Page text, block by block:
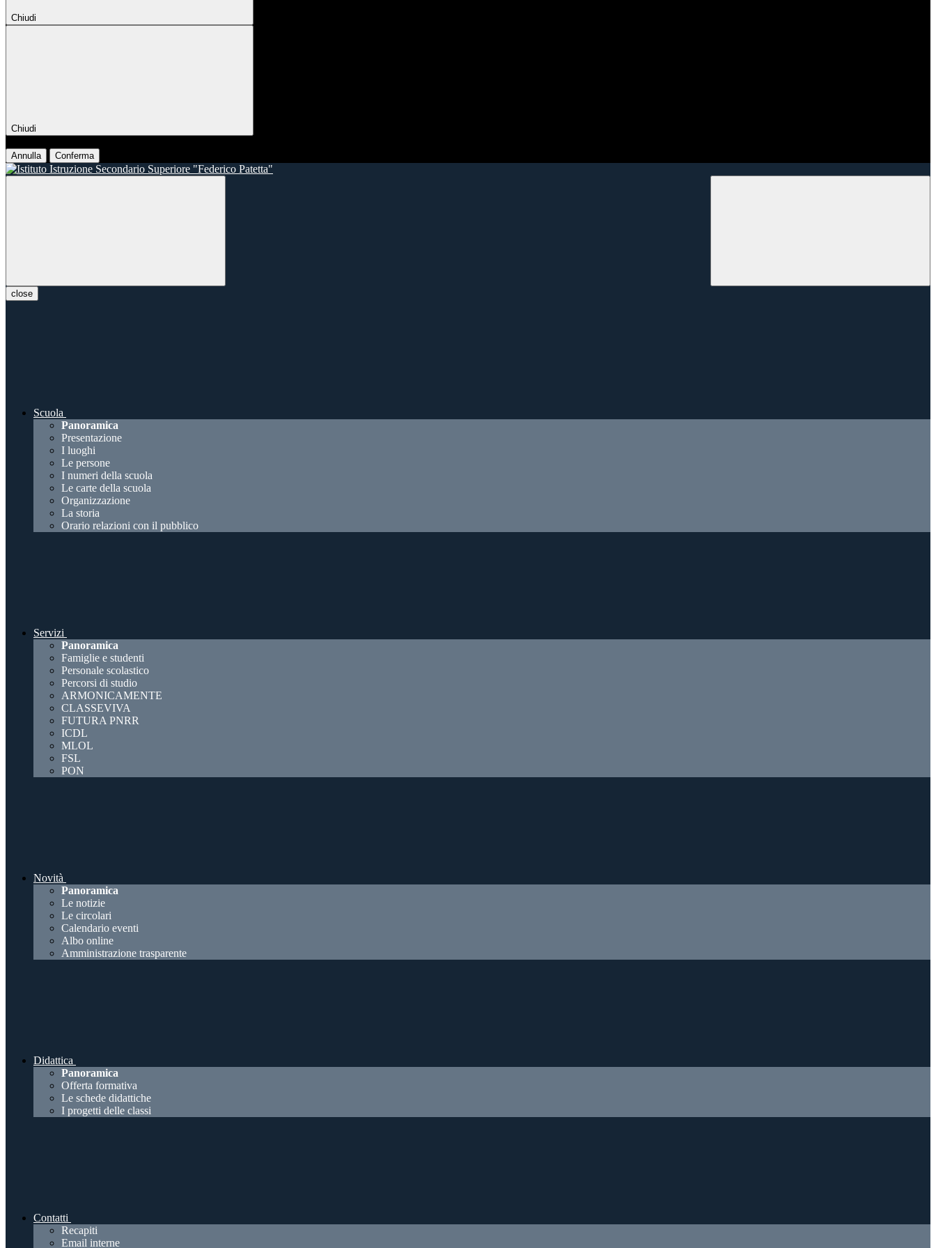
Chiudi
Chiudi
Annulla Conferma
close
Scuola
Panoramica
Presentazione
I luoghi
Le persone
I numeri della scuola
Le carte della scuola
Organizzazione
La storia
Orario relazioni con il pubblico
Servizi
Panoramica
Famiglie e studenti
Personale scolastico
Percorsi di studio
ARMONICAMENTE
CLASSEVIVA
FUTURA PNRR
ICDL
MLOL
FSL
PON
Novità
Panoramica
Le notizie
Le circolari
Calendario eventi
Albo online
Amministrazione trasparente
Didattica
Panoramica
Offerta formativa
Le schede didattiche
I progetti delle classi
Contatti
Recapiti
Email interne